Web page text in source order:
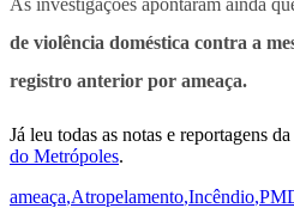
de violência doméstica contra a
registro anterior por ameaça.
Já leu todas as notas e reportagens
do Metrópoles.
ameaça,Atropelamento,Incêndio,